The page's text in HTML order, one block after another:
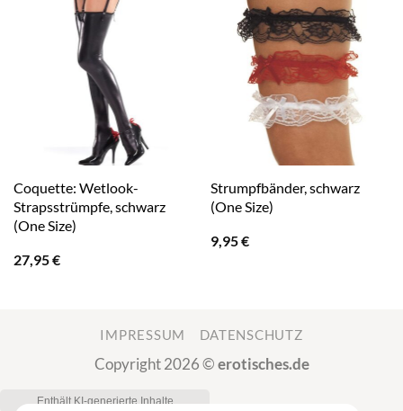
Coquette: Wetlook-
Strapsstrümpfe, schwarz
(One Size)
27,95€
Strumpfbänder, schwarz
(One Size)
9,95€
IMPRESSUM DATENSCHUTZ
Copyright 2026 ©erotisches.de